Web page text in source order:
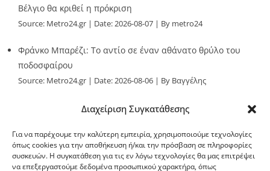
Διαχείριση Συγκατάθεσης
Για να παρέχουμε την καλύτερη εμπειρία, χρησιμοποιούμε τεχνολογίες
όπως cookies για την αποθήκευση ή/και την πρόσβαση σε πληροφορίες
συσκευών. Η συγκατάθεση για τις εν λόγω τεχνολογίες θα μας επιτρέψει
να επεξεργαστούμε δεδομένα προσωπικού χαρακτήρα, όπως
Βέλγιο θα κριθεί η πρόκριση
Source: Metro24.gr Date: 2026-08-07 By metro24
Φράνκο Μπαρέζι: Το αντίο σε έναν αθάνατο θρύλο του
ποδοσφαίρου
Source: Metro24.gr Date: 2026-08-06
By Βαγγέλης